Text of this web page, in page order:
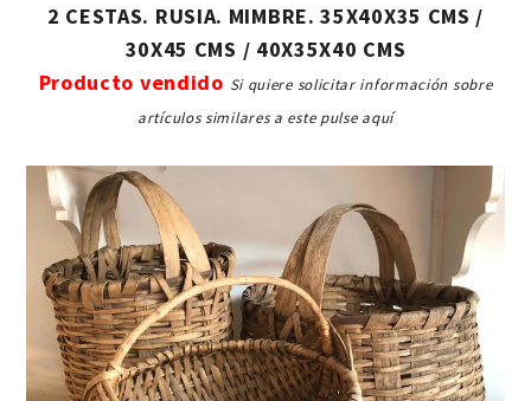
2 CESTAS. RUSIA. MIMBRE. 35X40X35 CMS /
30X45 CMS / 40X35X40 CMS
Producto vendido Si quiere solicitar información sobre
artículos similares a este pulse aquí